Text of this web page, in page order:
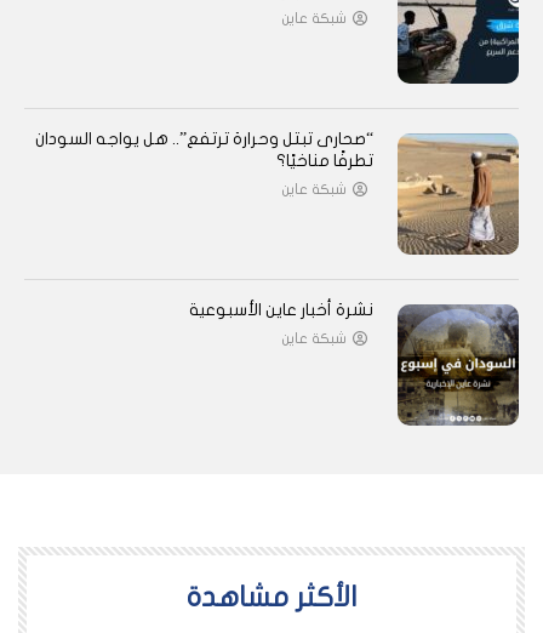
شبكة عاين
“صحارى تبتل وحرارة ترتفع”.. هل يواجه السودان
تطرفًا مناخيًا؟
شبكة عاين
نشرة أخبار عاين الأسبوعية
شبكة عاين
اﻷكثر مشاهدة